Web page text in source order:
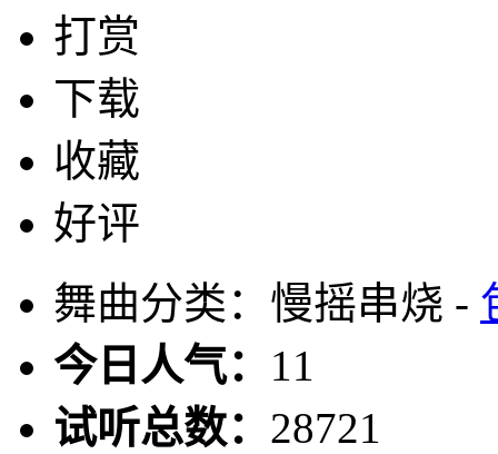
打赏
下载
收藏
好评
舞曲分类：慢摇串烧 -
今日人气： 11
试听总数： 28721